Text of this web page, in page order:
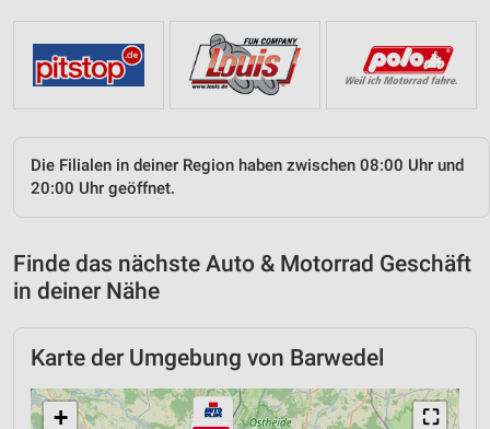
Die Filialen in deiner Region haben zwischen 08:00 Uhr und
20:00 Uhr geöffnet.
Finde das nächste Auto & Motorrad Geschäft
in deiner Nähe
Karte der Umgebung von Barwedel
⛶
+